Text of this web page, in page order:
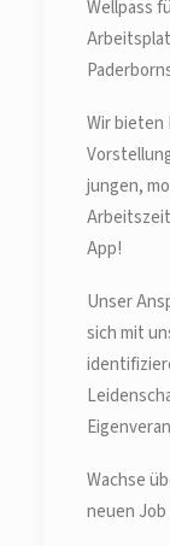
Wellpass
Wir bieten
jungen,
App!
Unser
sich mit
Wachse
neuen